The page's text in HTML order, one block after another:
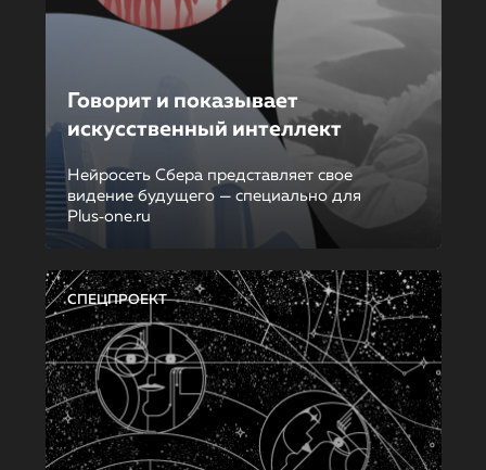
Говорит и показывает
искусственный интеллект
Нейросеть Сбера представляет свое
видение будущего — специально для
Plus‑one.ru
СПЕЦПРОЕКТ